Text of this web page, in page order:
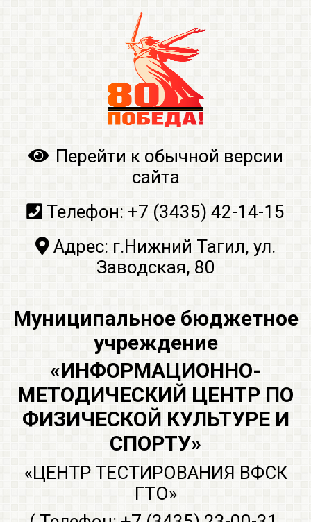
Перейти к обычной версии
сайта
Телефон: +7 (3435) 42-14-15
Адрес: г.Нижний Тагил, ул.
Заводская, 80
Муниципальное бюджетное
учреждение
«ИНФОРМАЦИОННО-
МЕТОДИЧЕСКИЙ ЦЕНТР ПО
ФИЗИЧЕСКОЙ КУЛЬТУРЕ И
СПОРТУ»
«ЦЕНТР ТЕСТИРОВАНИЯ ВФСК
ГТО»